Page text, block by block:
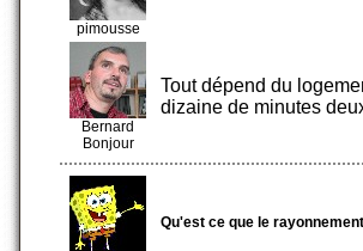
pimousse
Bernard
Bonjour
Tout dépend du
dizaine de minutes
Qu'est ce que le